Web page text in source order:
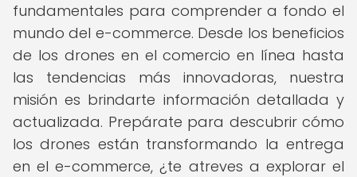
fundamentales para comprender a fondo el
mundo del e-commerce. Desde los beneficios
de los drones en el comercio en línea hasta
las tendencias más innovadoras, nuestra
misión es brindarte información detallada y
actualizada. Prepárate para descubrir cómo
los drones están transformando la entrega
en el e-commerce, ¿te atreves a explorar el